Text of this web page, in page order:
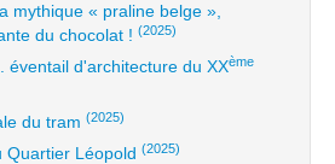
mythique « praline belge »,
du chocolat ! (2025)
éventail d'architecture du XXème
du tram (2025)
Quartier Léopold (2025)